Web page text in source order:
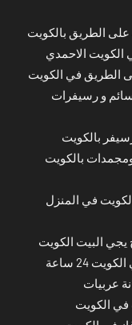
على الطريق بالكويت
الكويت الاحمدي
الطريق في الكويت
و رسيفرات
بالكويت
بالكويت
في المنزل
البيت الكويت
24 ساعة
عربيات
في الكويت